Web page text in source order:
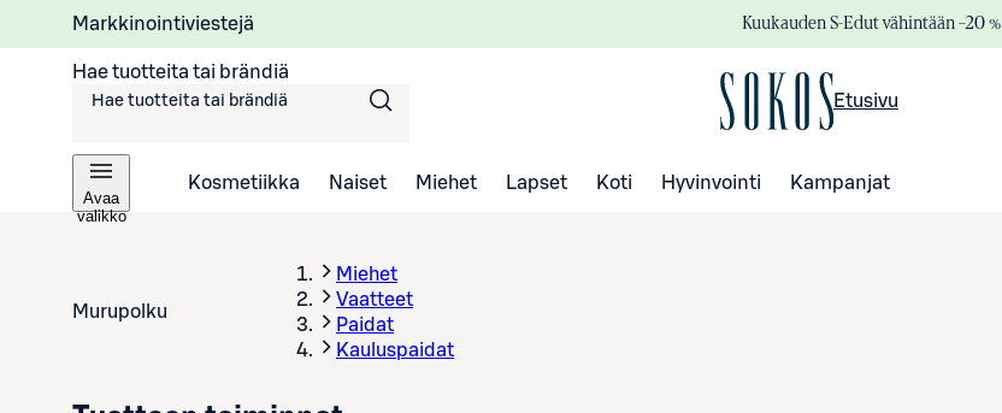
Markkinointiviestejä Kuukauden S-Edut vähintään –20 %
Hae tuotteita tai brändiä
Etusivu
Avaa
valikko
Kosmetiikka Naiset Miehet Lapset Koti Hyvinvointi Kampanjat
Murupolku
Miehet
Vaatteet
Paidat
Kauluspaidat